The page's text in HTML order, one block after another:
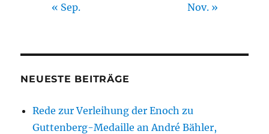
« Sep. Nov. »
NEUESTE BEITRÄGE
Rede zur Verleihung der Enoch zu
Guttenberg-Medaille an André Bähler,